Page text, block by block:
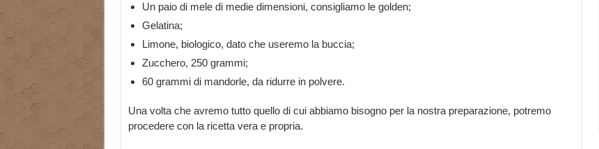
Un paio di mele di medie dimensioni, consigliamo le golden;
Gelatina;
Limone, biologico, dato che useremo la buccia;
Zucchero, 250 grammi;
60 grammi di mandorle, da ridurre in polvere.
Una volta che avremo tutto quello di cui abbiamo bisogno per la nostra preparazione, potremo
procedere con la ricetta vera e propria.